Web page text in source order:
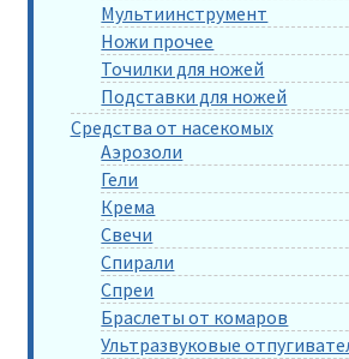
Мультиинструмент
Ножи прочее
Точилки для ножей
Подставки для ножей
Средства от насекомых
Аэрозоли
Гели
Крема
Свечи
Спирали
Спреи
Браслеты от комаров
Ультразвуковые